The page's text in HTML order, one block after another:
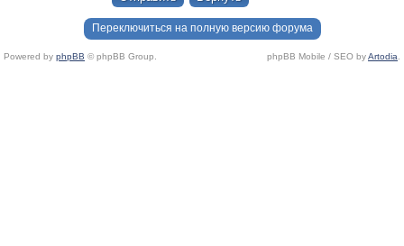
Переключиться на полную версию форума
Powered by phpBB © phpBB Group. phpBB Mobile / SEO byArtodia